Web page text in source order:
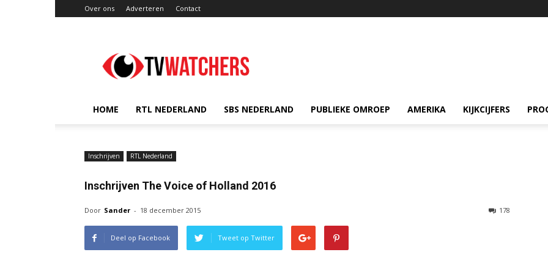
Over ons Adverteren Contact
HOME RTL NEDERLAND SBS NEDERLAND PUBLIEKE OMROEP AMERIKA KIJKCIJFERS
Inschrijven RTL Nederland
Inschrijven The Voice of Holland 2016
Door Sander - 18 december 2015 178
Deel op Facebook Tweet op Twitter